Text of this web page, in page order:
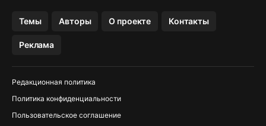
Темы Авторы О проекте Контакты
Реклама
Редакционная политика
Политика конфиденциальности
Пользовательское соглашение